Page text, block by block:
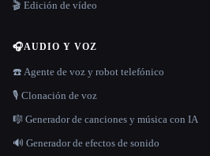
🎬 Edición de vídeo
🎧AUDIO Y VOZ
☎️ Agente de voz y robot telefónico
🎙️ Clonación de voz
🎼 Generador de canciones y música con IA
🔊 Generador de efectos de sonido